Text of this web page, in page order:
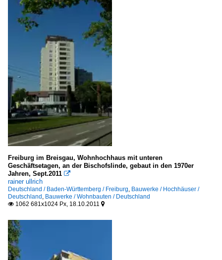
Freiburg im Breisgau, Wohnhochhaus mit unteren
Geschäftsetagen, an der Bischofslinde, gebaut in den 1970er
Jahren, Sept.2011 
rainer ullrich
Deutschland / Baden-Württemberg / Freiburg, Bauwerke / Hochhäuser /
Deutschland , Bauwerke / Wohnbauten / Deutschland
 1062 681x1024 Px, 18.10.2011 